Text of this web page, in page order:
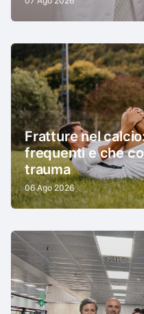
Fratture nel
frequenti e che
trauma
06 Ago 2026